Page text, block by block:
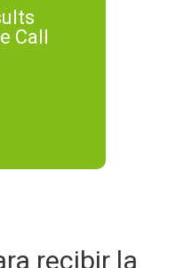
Call
recibir la